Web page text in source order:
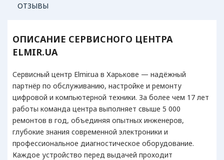
ОТЗЫВЫ
ОПИСАНИЕ СЕРВИСНОГО ЦЕНТРА
ELMIR.UA
Сервисный центр Elmir.ua в Харькове — надёжный
партнёр по обслуживанию, настройке и ремонту
цифровой и компьютерной техники. За более чем 17 лет
работы команда центра выполняет свыше 5 000
ремонтов в год, объединяя опытных инженеров,
глубокие знания современной электроники и
профессиональное диагностическое оборудование.
Каждое устройство перед выдачей проходит
КОМПЬЮТЕРНАЯ ТЕХНИКА
Блоки питания
Жесткие диски
Материнские платы
Мониторы
Ноутбуки
Персональные компьютеры
Планшеты
Электронные книги